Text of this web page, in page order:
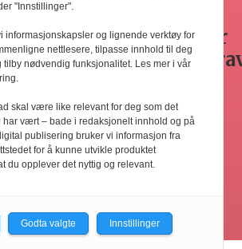
for
Seminar
om
varsling
adgang
har
til
innleie
Les flere
"Innstillinger".
informasjonskapsler og lignende verktøy for
nettlesere, tilpasse innhold til deg
tilby nødvendig funksjonalitet. Les mer i vår
skal være like relevant for deg som det
har vært – bade i redaksjonelt innhold og på
publisering bruker vi informasjon fra
for å kunne utvikle produktet
du opplever det nyttig og relevant.
Godta valgte Innstillinger